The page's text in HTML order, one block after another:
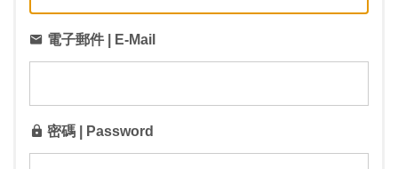
電子郵件 | E-Mail
密碼 | Password